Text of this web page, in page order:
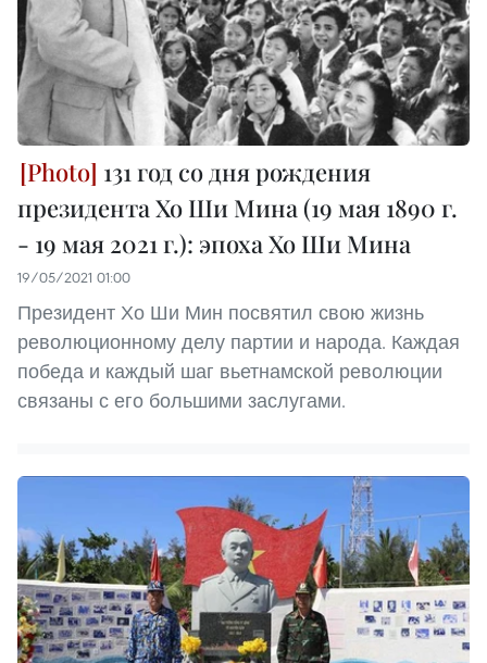
131 год со дня рождения
президента Хо Ши Мина (19 мая 1890 г.
- 19 мая 2021 г.): эпоха Хо Ши Мина
19/05/2021 01:00
Президент Хо Ши Мин посвятил свою жизнь
революционному делу партии и народа. Каждая
победа и каждый шаг вьетнамской революции
связаны с его большими заслугами.